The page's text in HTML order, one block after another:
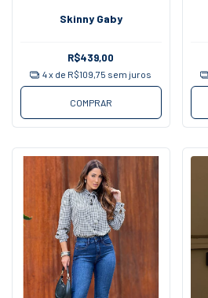
Skinny Gaby
R$439,00
4x de R$109,75 sem juros
COMPRAR